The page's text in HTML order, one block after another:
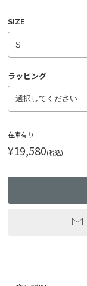
SIZE
ラッピング
在庫有り
¥19,580(税込)